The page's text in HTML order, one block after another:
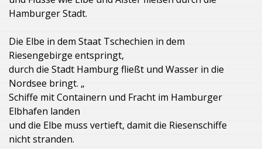
Hamburger Stadt.
Die Elbe in dem Staat Tschechien in dem
Riesengebirge entspringt,
durch die Stadt Hamburg fließt und Wasser in die
Nordsee bringt. „
Schiffe mit Containern und Fracht im Hamburger
Elbhafen landen
und die Elbe muss vertieft, damit die Riesenschiffe
nicht stranden.